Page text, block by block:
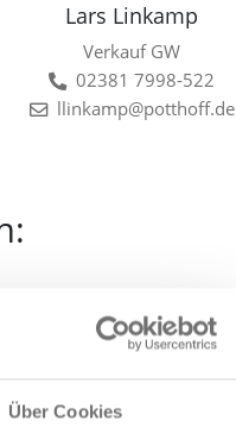
Über Cookies
Lars Linkamp
Verkauf GW
02381 7998-522
llinkamp@potthoff.de